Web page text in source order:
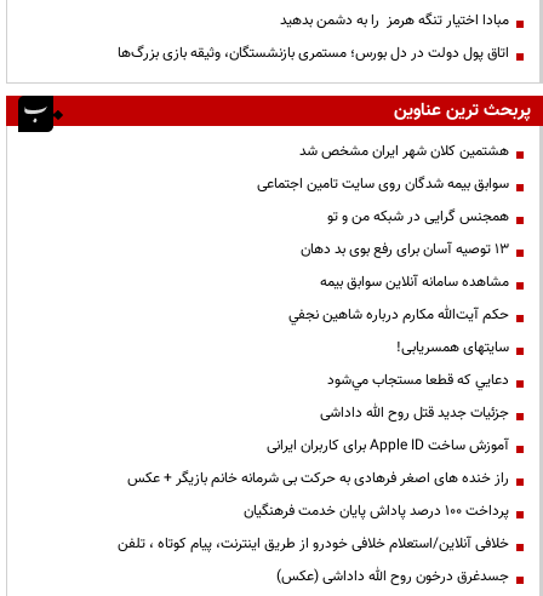
مبادا اختیار تنگه هرمز را به دشمن بدهید
اتاق پول دولت در دل بورس؛ مستمری بازنشستگان، وثیقه بازی بزرگ‌ها
پربحث ترین عناوین
هشتمین کلان شهر ایران مشخص شد
سوابق بیمه شدگان روی سایت تامین اجتماعی
همجنس گرایی در شبکه من و تو
13 توصیه آسان برای رفع بوی بد دهان
مشاهده سامانه آنلاين سوابق بیمه
حكم آيت‌الله مكارم درباره شاهين نجفي
سایتهای همسریابی!
دعايي كه قطعا مستجاب مي‌شود
جزئیات جدید قتل روح الله داداشی
آموزش ساخت Apple ID برای کاربران ایرانی
راز خنده های اصغر فرهادی به حرکت بی شرمانه خانم بازیگر + عکس
پرداخت ۱۰۰ درصد پاداش پایان خدمت فرهنگیان
خلافی آنلاین/استعلام خلافی خودرو از طریق اینترنت، پیام کوتاه ، تلفن
جسدغرق درخون روح الله داداشی (عکس)